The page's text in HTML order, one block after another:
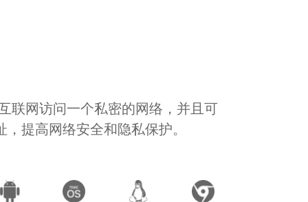
联网访问一个私密的网络，并且可
提高网络安全和隐私保护。